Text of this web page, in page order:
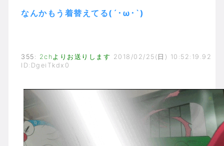
なんかもう着替えてる(´･ω･`)
355 : 2chよりお送りします 2018/02/25(日) 10:52:19.92
ID:DgeiTkdx0